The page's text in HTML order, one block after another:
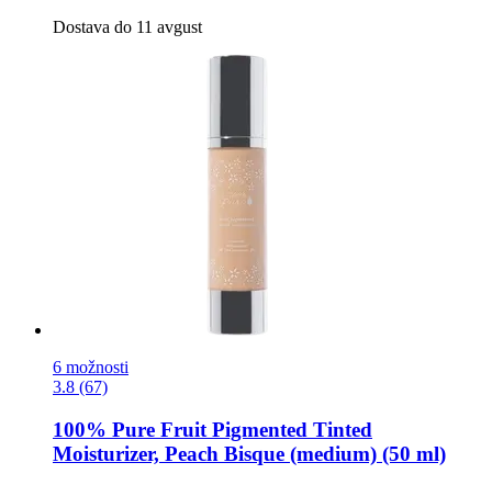
Dostava do 11 avgust
6 možnosti
3.8 (67)
100% Pure Fruit Pigmented Tinted
Moisturizer, Peach Bisque (medium) (50 ml)